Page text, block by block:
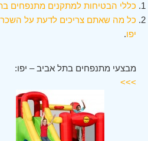
כללי הבטיחות למתקנים מתנפחים
כל מה שאתם צריכים לדעת על
יפו.
מבצעי מתנפחים בתל אביב – יפו:
>>>